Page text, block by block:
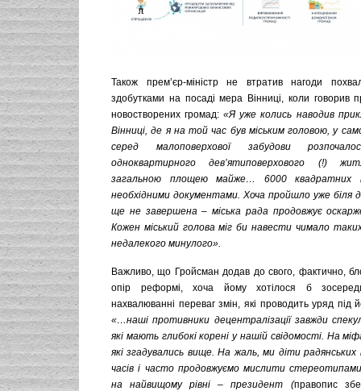
Також прем’єр-міністр не втратив нагоди
здобутками на посаді мера Вінниці, коли говорив
новостворених громад:«Я уже колись наводив
Вінниці, де я на той час був міським головою, у
серед малоповерхової забудови
одноквартирного дев’ятиповерхового (!)
загальною площею майже… 6000 квадратних
необхідними документами. Хоча пройшло уже біля
ще не завершена – міська рада продовжує
Кожен міський голова міг би навести чимало таких
недалекого минулого».
Важливо, що Гройсман додав до свого, фактично,
опір реформі, хоча йому хотілося б
нахвалюванні переваг змін, які проводить уряд під
«…наші противники децентралізації завжди
які мають глибокі корені у нашій свідомості. На
які згадувались вище. На жаль, ми діти радянських
часів і часто продовжуємо мислити
на найвищому рівні – президент (правопис